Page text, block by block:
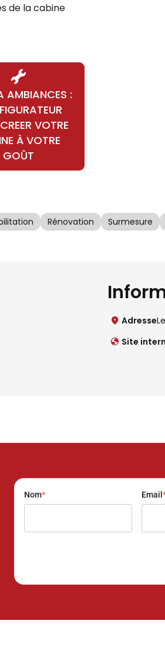
de la cabine
AMBIANCES :
VOTRE
À VOTRE
GOÛT
Rénovation Surmesure
Adresse
Site
Nom Email